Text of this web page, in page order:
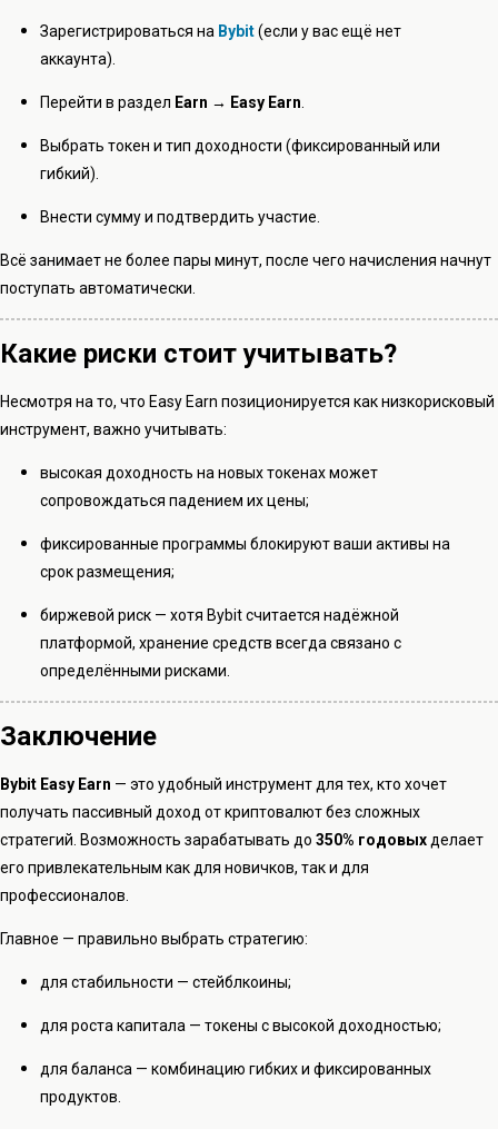
Зарегистрироваться на Bybit(если у вас ещё нет
аккаунта).
Перейти в раздел Earn → Easy Earn
Выбрать токен и тип доходности (фиксированный или
гибкий).
Внести сумму и подтвердить участие.
Всё занимает не более пары минут, после чего начисления начнут
поступать автоматически.
Какие риски стоит учитывать?
Несмотря на то, что Easy Earn позиционируется как низкорисковый
инструмент, важно учитывать:
высокая доходность на новых токенах может
сопровождаться падением их цены;
фиксированные программы блокируют ваши активы на
срок размещения;
биржевой риск — хотя Bybit считается надёжной
платформой, хранение средств всегда связано с
определёнными рисками.
Заключение
Bybit Easy Earn — это удобный инструмент для тех, кто хочет
получать пассивный доход от криптовалют без сложных
стратегий. Возможность зарабатывать до 350% годовых делает
его привлекательным как для новичков, так и для
профессионалов.
Главное — правильно выбрать стратегию:
для стабильности — стейблкоины;
для роста капитала — токены с высокой доходностью;
для баланса — комбинацию гибких и фиксированных
продуктов.